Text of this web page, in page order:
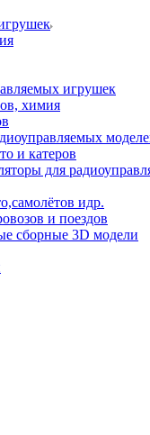
игрушек
химия
и катеров
для
идр.
и поездов
сборные 3D модели